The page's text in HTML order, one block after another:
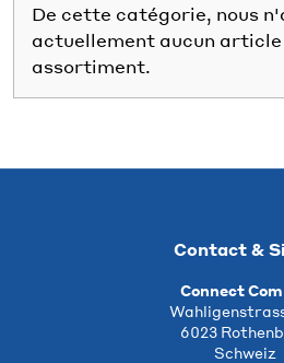
De cette catégorie, nous
actuellement aucun
assortiment.
Contact &
Connect
6023
Schweiz